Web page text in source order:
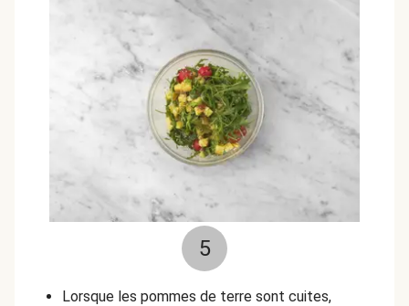
5
Lorsque les pommes de terre sont cuites,